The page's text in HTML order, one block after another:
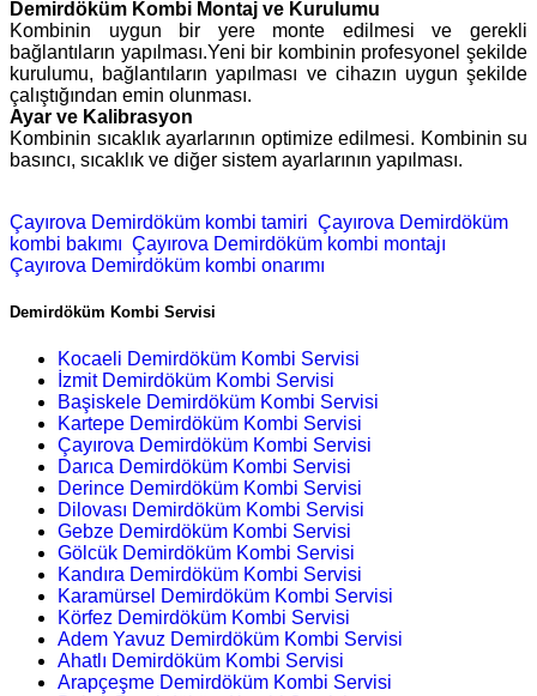
Demirdöküm Kombi Montaj ve Kurulumu
Kombinin uygun bir yere monte edilmesi ve gerekli
bağlantıların yapılması.Yeni bir kombinin profesyonel şekilde
kurulumu, bağlantıların yapılması ve cihazın uygun şekilde
çalıştığından emin olunması.
Ayar ve Kalibrasyon
Kombinin sıcaklık ayarlarının optimize edilmesi. Kombinin su
basıncı, sıcaklık ve diğer sistem ayarlarının yapılması.
Çayırova Demirdöküm kombi tamiri Çayırova Demirdöküm
kombi bakımı Çayırova Demirdöküm kombi montajı
Çayırova Demirdöküm kombi onarımı
Demirdöküm Kombi Servisi
Kocaeli Demirdöküm Kombi Servisi
İzmit Demirdöküm Kombi Servisi
Başiskele Demirdöküm Kombi Servisi
Kartepe Demirdöküm Kombi Servisi
Çayırova Demirdöküm Kombi Servisi
Darıca Demirdöküm Kombi Servisi
Derince Demirdöküm Kombi Servisi
Dilovası Demirdöküm Kombi Servisi
Gebze Demirdöküm Kombi Servisi
Gölcük Demirdöküm Kombi Servisi
Kandıra Demirdöküm Kombi Servisi
Karamürsel Demirdöküm Kombi Servisi
Körfez Demirdöküm Kombi Servisi
Adem Yavuz Demirdöküm Kombi Servisi
Ahatlı Demirdöküm Kombi Servisi
Arapçeşme Demirdöküm Kombi Servisi